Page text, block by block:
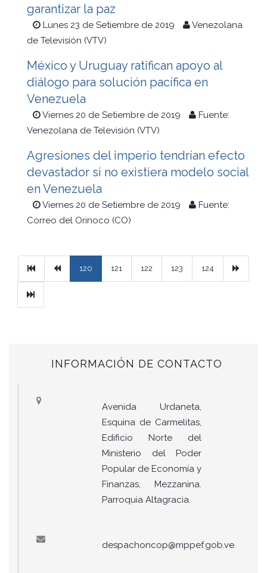
garantizar la paz
Lunes 23 de Setiembre de 2019
Venezolana
de Televisión (VTV)
México y Uruguay ratifican apoyo al
diálogo para solución pacífica en
Venezuela
Viernes 20 de Setiembre de 2019
Fuente:
Venezolana de Televisión (VTV)
Agresiones del imperio tendrían efecto
devastador si no existiera modelo social
en Venezuela
Viernes 20 de Setiembre de 2019
Fuente:
Correo del Orinoco (CO)
PrimeraPrevious
120 121 122 123 124
Ultimo
INFORMACIÓN DE CONTACTO
Avenida Urdaneta,
Esquina de Carmelitas,
Edificio Norte del
Ministerio del Poder
Popular de Economía y
Finanzas, Mezzanina.
Parroquia Altagracia.
despachoncop@mppef.gob.ve